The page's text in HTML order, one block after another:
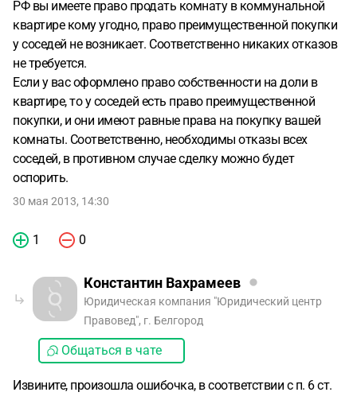
РФ вы имеете право продать комнату в коммунальной
квартире кому угодно, право преимущественной покупки
у соседей не возникает. Соответственно никаких отказов
не требуется.
Если у вас оформлено право собственности на доли в
квартире, то у соседей есть право преимущественной
покупки, и они имеют равные права на покупку вашей
комнаты. Соответственно, необходимы отказы всех
соседей, в противном случае сделку можно будет
оспорить.
30 мая 2013, 14:30
1 0
Константин Вахрамеев
Юридическая компания "Юридический центр
Правовед", г. Белгород
Общаться в чате
Извините, произошла ошибочка, в соответствии с п. 6 ст.